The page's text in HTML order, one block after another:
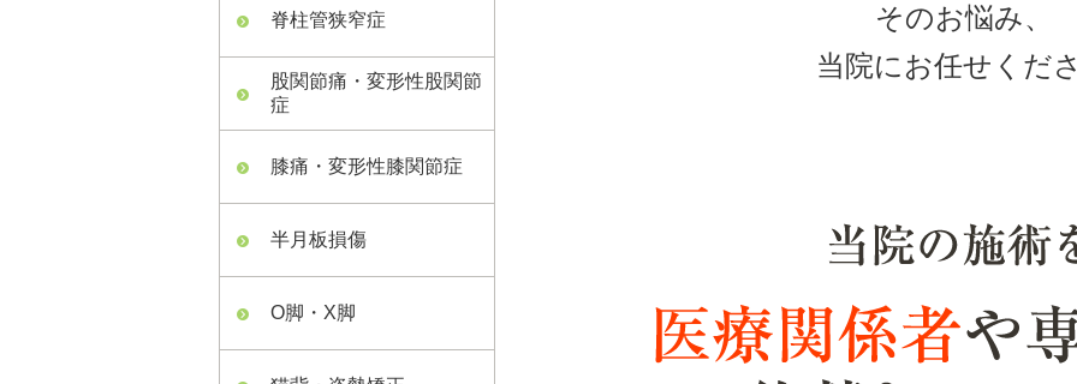
脊柱管狭窄症
股関節痛・変形性股関節
症
膝痛・変形性膝関節症
半月板損傷
O脚・X脚
そのお悩み、
当院にお任せくだ